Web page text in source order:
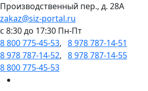
Производственный пер., д. 28А
zakaz@siz-portal.ru
c 8:30 до 17:30 Пн-Пт
8 800 775-45-53, 8 978 787-14-51
8 978 787-14-52, 8 978 787-14-55
8 800 775-45-53